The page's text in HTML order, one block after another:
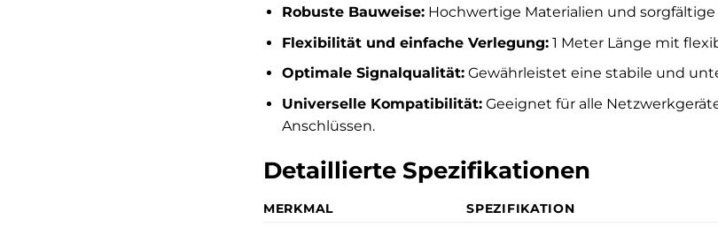
Robuste Bauweise:Hochwertige Materialien und
Flexibilität und einfache Verlegung:1 Meter Länge mit
Optimale Signalqualität:Gewährleistet eine stabile und
Universelle Kompatibilität:Geeignet für alle
Anschlüssen.
Detaillierte Spezifikationen
MERKMAL
SPEZIFIKATION